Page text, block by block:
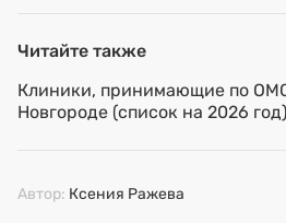
Читайте также
Клиники, принимающие по
Новгороде (список на 2026 год)
Автор: Ксения Ражева